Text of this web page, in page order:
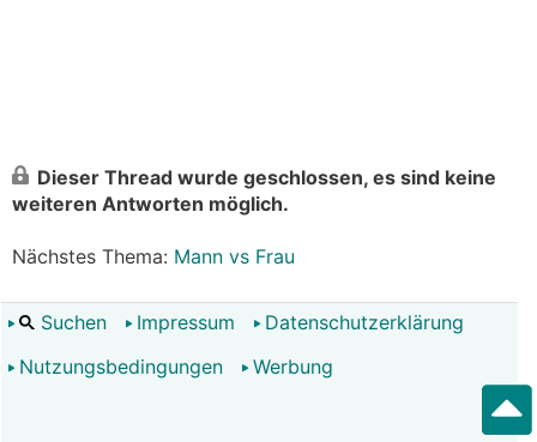
Dieser Thread wurde geschlossen, es sind keine
weiteren Antworten möglich.
Nächstes Thema: Mann vs Frau
Suchen Impressum
Datenschutzerklärung
Nutzungsbedingungen
Werbung